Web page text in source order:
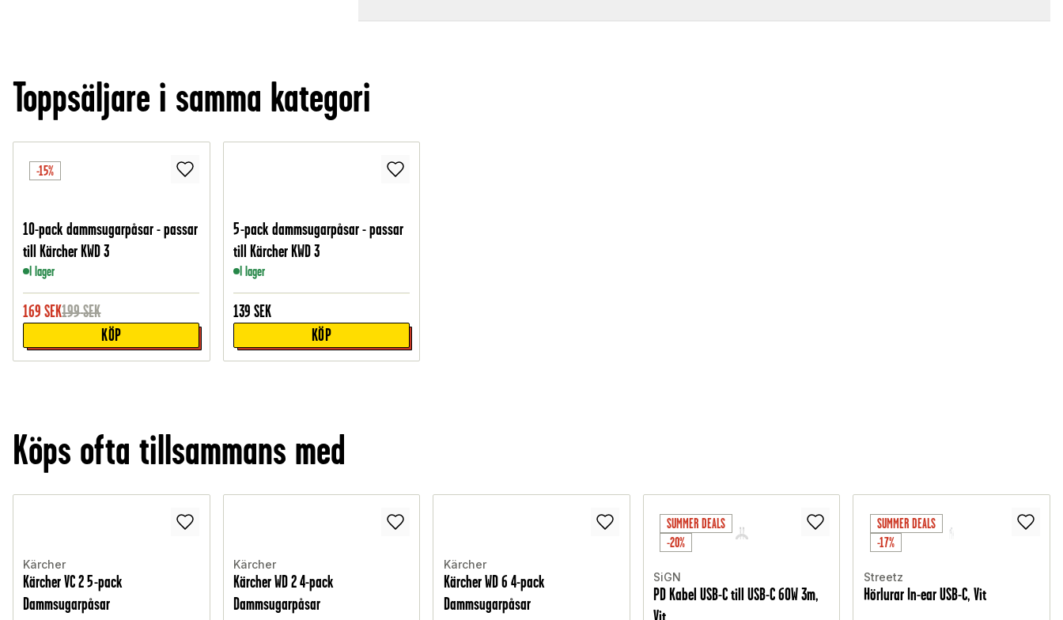
Toppsäljare i samma kategori
-15%
10-pack dammsugarpåsar - passar
till Kärcher KWD 3
I lager
169 SEK199SEK
KÖP
5-pack dammsugarpåsar - passar
till Kärcher KWD 3
I lager
139 SEK
KÖP
Köps ofta tillsammans med
Kärcher
Kärcher VC 2 5-pack
Dammsugarpåsar
Kärcher
Kärcher WD 2 4-pack
Dammsugarpåsar
Kärcher
Kärcher WD 6 4-pack
Dammsugarpåsar
SUMMER DEALS
-20%
SiGN
PD Kabel USB-C till USB-C 60W 3m,
SUMMER DEALS
-17%
Streetz
Hörlurar In-ear USB-C, Vit